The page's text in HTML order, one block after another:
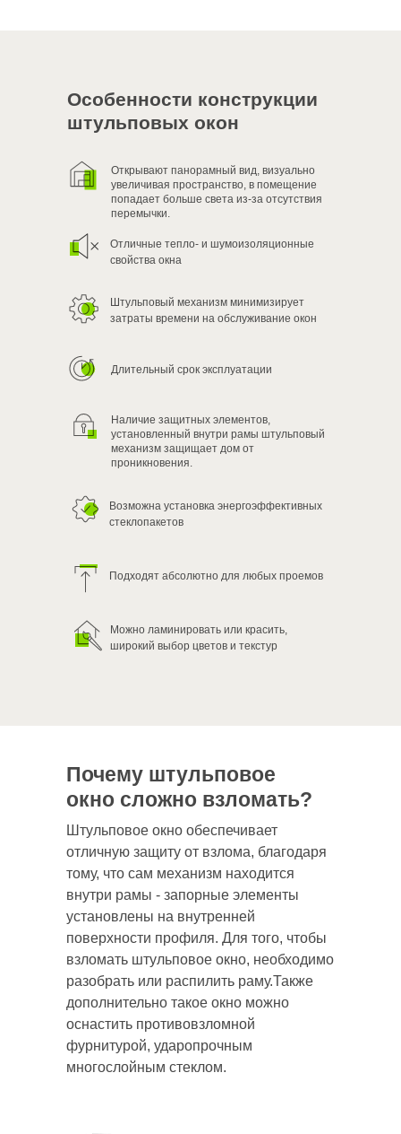
Особенности конструкции
штульповых окон
Открывают панорамный вид, визуально
увеличивая пространство, в помещение
попадает больше света из-за отсутствия
перемычки.
Наличие защитных элементов,
установленный внутри рамы штульповый
механизм защищает дом от
проникновения.
Отличные тепло- и шумоизоляционные
свойства окна
Штульповый механизм минимизирует
затраты времени на обслуживание окон
Длительный срок эксплуатации
Возможна установка энергоэффективных
стеклопакетов
Подходят абсолютно для любых проемов
Можно ламинировать или красить,
широкий выбор цветов и текстур
Штульповое окно обеспечивает
отличную защиту от взлома, благодаря
тому, что сам механизм находится
внутри рамы - запорные элементы
установлены на внутренней
поверхности профиля. Для того, чтобы
взломать штульповое окно, необходимо
разобрать или распилить раму.Также
дополнительно такое окно можно
оснастить противовзломной
фурнитурой, ударопрочным
многослойным стеклом.
Почему штульповое
окно сложно взломать?